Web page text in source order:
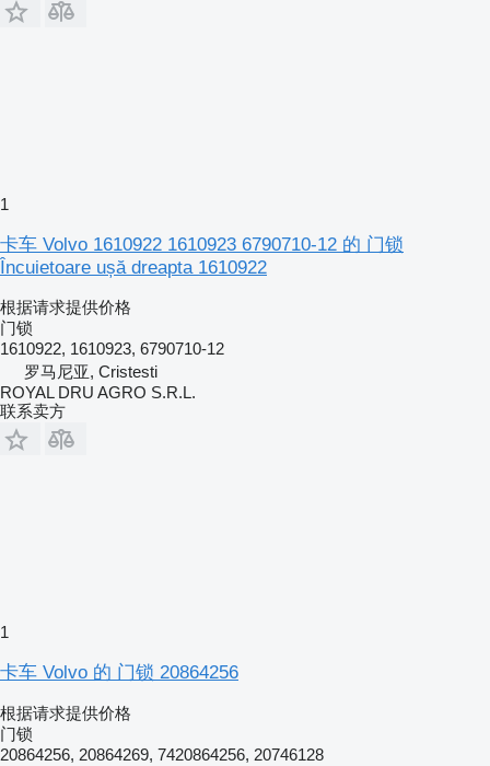
1
卡车 Volvo 1610922 1610923 6790710-12 的 门锁
Încuietoare ușă dreapta 1610922
根据请求提供价格
门锁
1610922, 1610923, 6790710-12
罗马尼亚, Cristesti
ROYAL DRU AGRO S.R.L.
联系卖方
1
卡车 Volvo 的 门锁 20864256
根据请求提供价格
门锁
20864256, 20864269, 7420864256, 20746128